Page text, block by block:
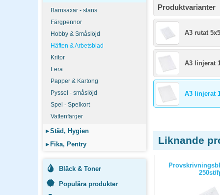
Barnsaxar - stans
Färgpennor
Hobby & Småslöjd
Häften & Arbetsblad
Kritor
Lera
Papper & Kartong
Pyssel - småslöjd
Spel - Spelkort
Vattenfärger
▸Städ, Hygien
▸ Fika, Pentry
Bläck & Toner
Populära produkter
Produktvarianter
A3 rutat
A3 linjerat
A3 linjerat
Liknande
Skrivhäfte Bantex A4 linjerat
8,5mm ljusbrun 10st/fp
250st/